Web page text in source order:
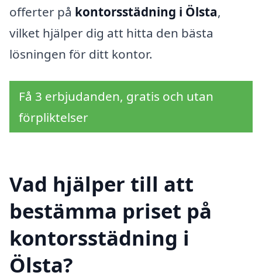
offerter på kontorsstädning i Ölsta,
vilket hjälper dig att hitta den bästa
lösningen för ditt kontor.
Få 3 erbjudanden, gratis och utan
förpliktelser
Vad hjälper till att
bestämma priset på
kontorsstädning i
Ölsta?